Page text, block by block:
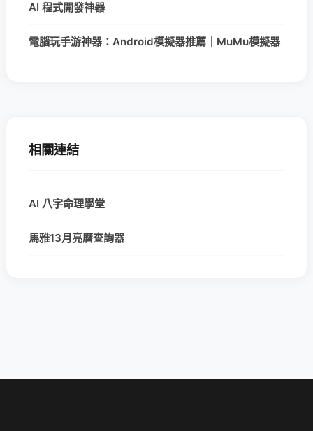
AI 程式開發神器
電腦玩手游神器：Android模擬器推薦｜MuMu模擬器
相關連結
AI 八字命理學堂
馬雅13月亮曆查詢器